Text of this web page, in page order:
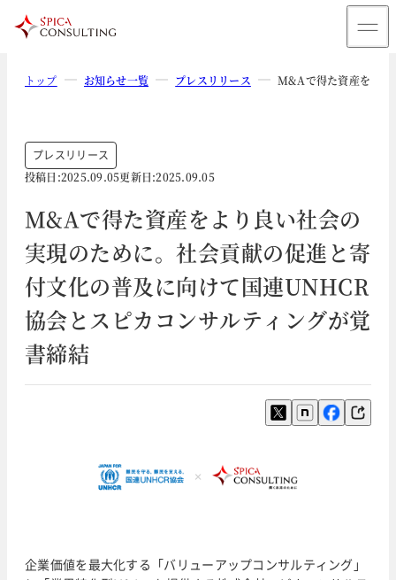
トップ お知らせ一覧 プレスリリース M&Aで得た資産をより
プレスリリース
投稿日:2025.09.05更新日:2025.09.05
M&Aで得た資産をより良い社会の
実現のために。社会貢献の促進と寄
付文化の普及に向けて国連UNHCR
協会とスピカコンサルティングが覚
書締結
企業価値を最大化する「バリューアップコンサルティング」